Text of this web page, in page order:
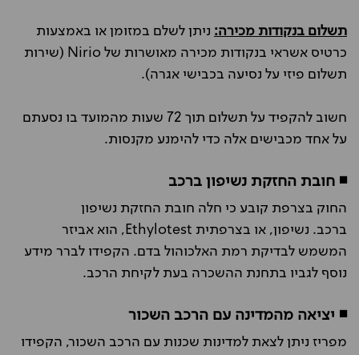
תשלום בנקודות מכירה: ניתן לשלם במזומן או באמצעות
כרטיס אשראי בנקודות מכירה מאושרות של Nirio (שירות
תשלום פיזי על נסיעה בכבישי אגרה).
חשוב להקפיד על תשלום תוך 72 שעות מהמועד בו נסעתם
על אחד מכבישים אלה כדי להימנע מקנסות.
◾ חובת החזקת נשיפון ברכב
החוק בצרפת קובע כי חלה חובת החזקת נשיפון
ברכב.
נשיפון, או בצרפתית Ethylotest, הוא אביזר
המשמש לבדיקת רמת האלכוהול בדם. הקפידו לברר מידע
נוסף לגביו בתחנת ההשכרה בעת לקיחת הרכב.
◾ יציאה מהמדינה עם הרכב השכור
מפריז ניתן לצאת למדינות שכנות עם הרכב השכור, הקפידו